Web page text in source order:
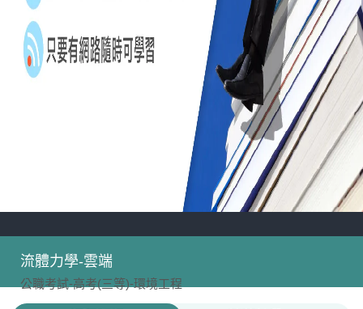
流體力學-雲端
公職考試-高考(三等)-環境工程